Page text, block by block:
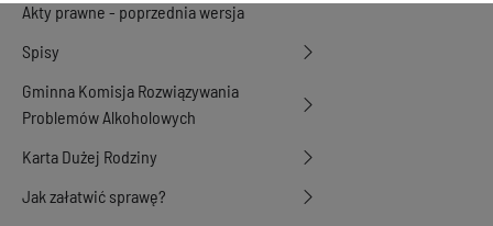
Akty prawne - poprzednia wersja
Spisy
Gminna Komisja Rozwiązywania
Problemów Alkoholowych
Karta Dużej Rodziny
Jak załatwić sprawę?